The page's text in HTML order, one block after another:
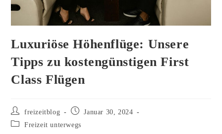
Luxuriöse Höhenflüge: Unsere
Tipps zu kostengünstigen First
Class Flügen
Beitrags-
Autor:
freizeitblog
BeitragJanuar 30, 2024
Beitrags-Freizeit unterwegs